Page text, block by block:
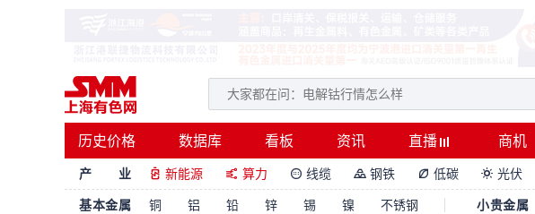
历史价格 数据库 看板 资讯 直播 商机
产 业  新能源  算力  线缆  钢铁  低碳  光伏
基本金属
铜 铝 铅 锌 锡 镍 不锈钢 小贵金属